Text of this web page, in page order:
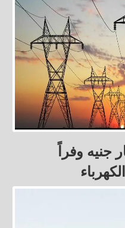
: 20 مليار جنيه وفراً